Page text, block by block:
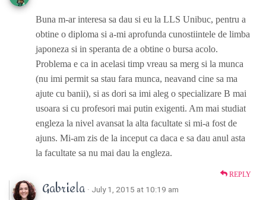
Buna m-ar interesa sa dau si eu la LLS Unibuc, pentru a
obtine o diploma si a-mi aprofunda cunostiintele de limba
japoneza si in speranta de a obtine o bursa acolo.
Problema e ca in acelasi timp vreau sa merg si la munca
(nu imi permit sa stau fara munca, neavand cine sa ma
ajute cu banii), si as dori sa imi aleg o specializare B mai
usoara si cu profesori mai putin exigenti. Am mai studiat
engleza la nivel avansat la alta facultate si mi-a fost de
ajuns. Mi-am zis de la inceput ca daca e sa dau anul asta
la facultate sa nu mai dau la engleza.
REPLY
Gabriela · July 1, 2015 at 10:19 am